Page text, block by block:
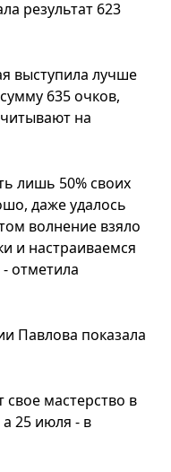
результат 623
выступила лучше
635 очков,
на
лишь 50% своих
даже удалось
волнение взяло
и настраиваемся
отметила
Павлова показала
мастерство в
25 июля - в